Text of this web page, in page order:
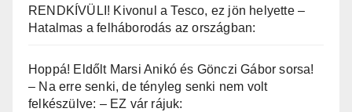
RENDKÍVÜLI! Kivonul a Tesco, ez jön helyette –
Hatalmas a felháborodás az országban:
Hoppá! Eldőlt Marsi Anikó és Gönczi Gábor sorsa!
– Na erre senki, de tényleg senki nem volt
felkészülve: – EZ vár rájuk: